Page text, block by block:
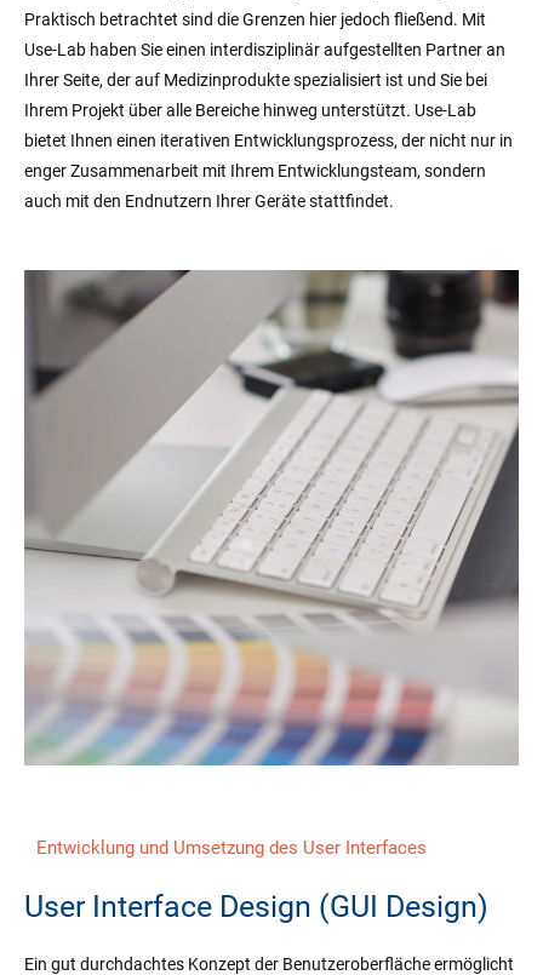
Praktisch betrachtet sind die Grenzen hier jedoch fließend. Mit
Use-Lab haben Sie einen interdisziplinär aufgestellten Partner an
Ihrer Seite, der auf Medizinprodukte spezialisiert ist und Sie bei
Ihrem Projekt über alle Bereiche hinweg unterstützt. Use-Lab
bietet Ihnen einen iterativen Entwicklungsprozess, der nicht nur in
enger Zusammenarbeit mit Ihrem Entwicklungsteam, sondern
auch mit den Endnutzern Ihrer Geräte stattfindet.
Entwicklung und Umsetzung des User Interfaces
User Interface Design (GUI Design)
Ein gut durchdachtes Konzept der Benutzeroberfläche ermöglicht